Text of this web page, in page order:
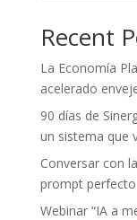
Recent
La Economía
acelerado
90 días de
un sistema que
Conversar con
prompt perfecto
Webinar “IA a